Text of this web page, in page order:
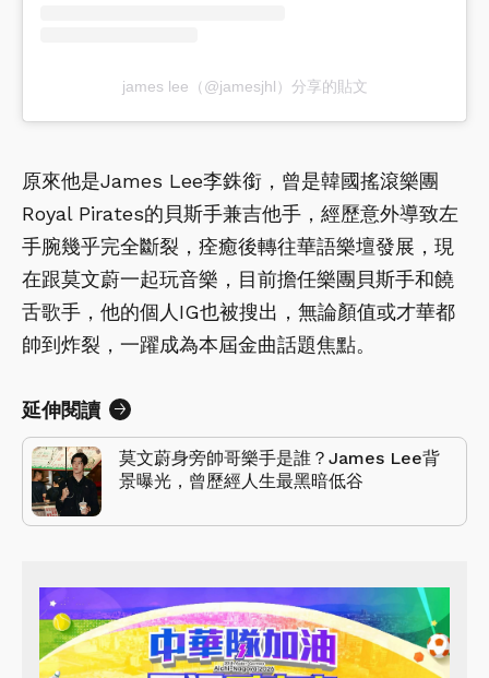
james lee（@jamesjhl）分享的貼文
原來他是James Lee李銖銜，曾是韓國搖滾樂團
Royal Pirates的貝斯手兼吉他手，經歷意外導致左
手腕幾乎完全斷裂，痊癒後轉往華語樂壇發展，現
在跟莫文蔚一起玩音樂，目前擔任樂團貝斯手和饒
舌歌手，他的個人IG也被搜出，無論顏值或才華都
帥到炸裂，一躍成為本屆金曲話題焦點。
延伸閱讀
莫文蔚身旁帥哥樂手是誰？James Lee背
景曝光，曾歷經人生最黑暗低谷